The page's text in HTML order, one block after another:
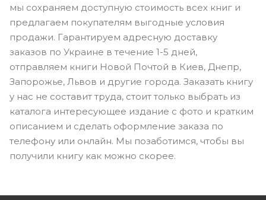
мы сохраняем доступную стоимость всех книг и
предлагаем покупателям выгодные условия
продажи. Гарантируем адресную доставку
заказов по Украине в течение 1-5 дней,
отправляем книги Новой Почтой в Киев, Днепр,
Запорожье, Львов и другие города. Заказать книгу
у нас не составит труда, стоит только выбрать из
каталога интересующее издание с фото и кратким
описанием и сделать оформление заказа по
телефону или онлайн. Мы позаботимся, чтобы вы
получили книгу как можно скорее.